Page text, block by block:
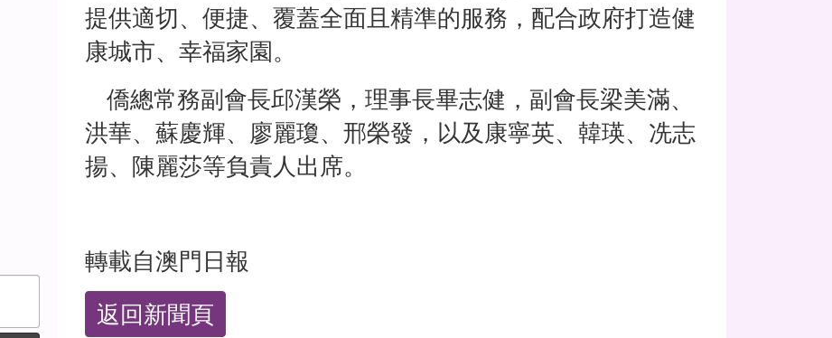
提供適切、便捷、覆蓋全面且精準的服務，配合政府打造健
康城市、幸福家園。
僑總常務副會長邱漢榮，理事長畢志健，副會長梁美滿、
洪華、蘇慶輝、廖麗瓊、邢榮發，以及康寧英、韓瑛、冼志
揚、陳麗莎等負責人出席。
轉載自澳門日報
返回新聞頁